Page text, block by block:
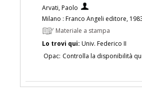
Arvati, Paolo
Milano : Franco Angeli editore,
Materiale a stampa
Lo trovi qui: Univ. Federico II
Opac: Controlla la disponibilità